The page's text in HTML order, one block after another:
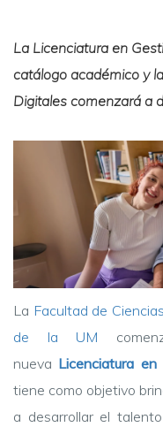
La Licenciatura en
catálogo académico y
Digitales comenzará a
La Facultad de
de la UM
nueva Licenciatura
tiene como objetivo
a desarrollar el